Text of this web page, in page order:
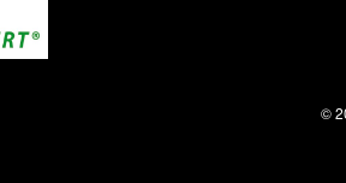
©